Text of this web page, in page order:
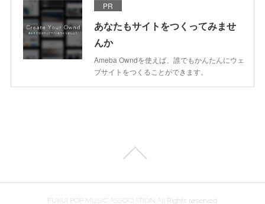
PR
あなたもサイトをつくってみませ
んか
Ameba Owndを使えば、誰でもかんたんにウェ
ブサイトをつくることができます。
FUKUI POP MUSIC ASSOCIATION All Rights reserved.